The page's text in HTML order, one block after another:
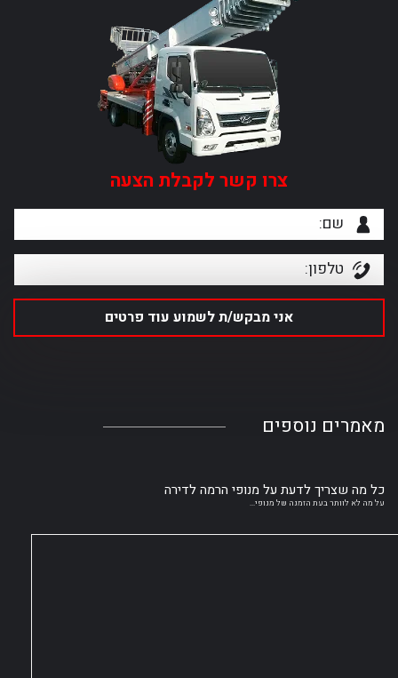
צרו קשר לקבלת הצעה
מאמרים נוספים
כל מה שצריך לדעת על מנופי הרמה לדירה
על מה לא לוותר בעת הזמנה של מנופי...